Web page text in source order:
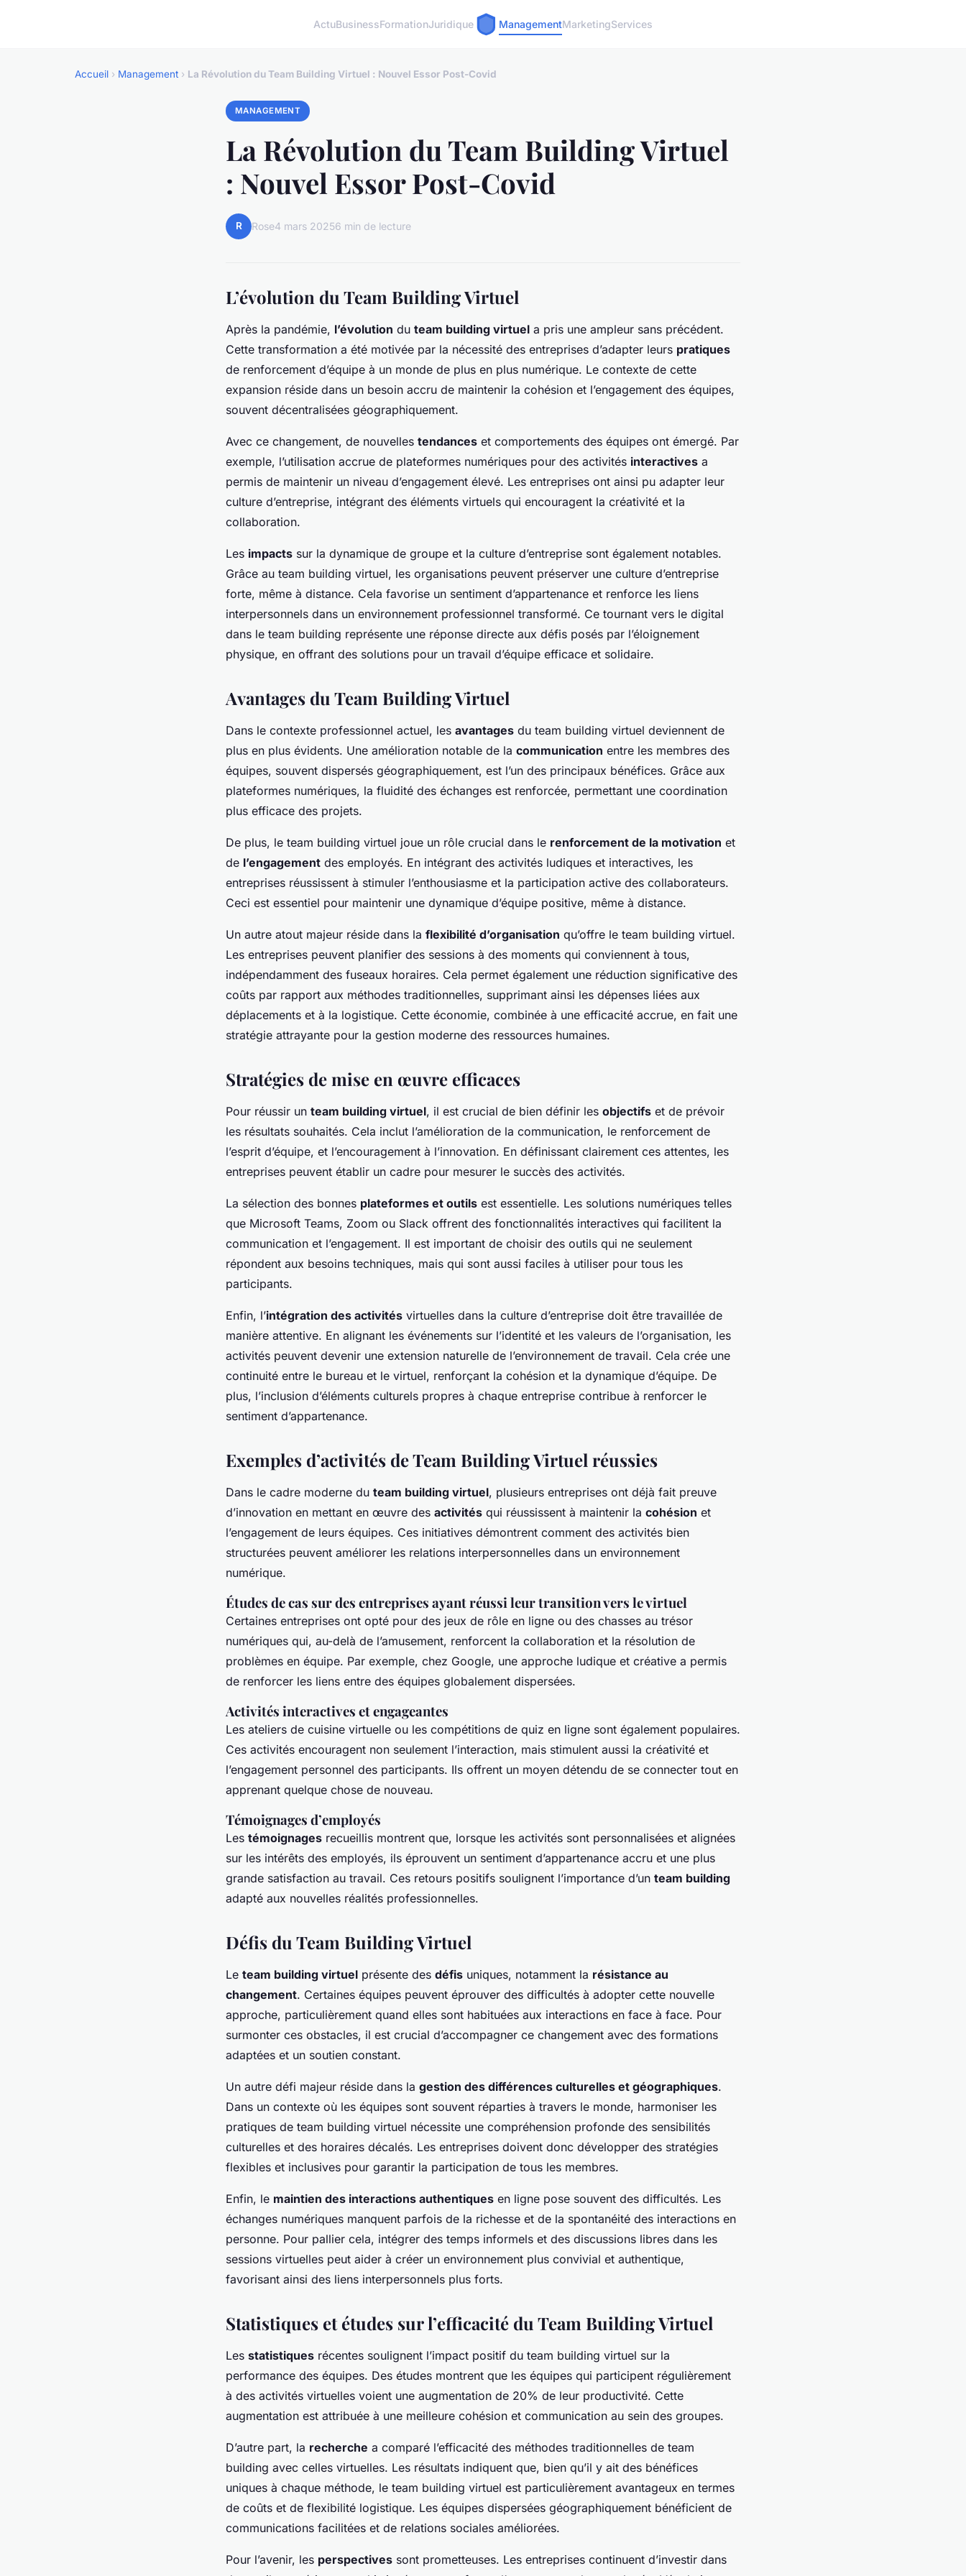
ActuBusinessFormationJuridique ManagementMarketingServices
Accueil › Management › La Révolution du Team Building Virtuel : Nouvel Essor Post-Covid
MANAGEMENT
La Révolution du Team Building Virtuel
: Nouvel Essor Post-Covid
R Rose4 mars 20256 min de lecture
L’évolution du Team Building Virtuel
Après la pandémie, l’évolution du team building virtuel a pris une ampleur sans précédent.
Cette transformation a été motivée par la nécessité des entreprises d’adapter leurs pratiques
de renforcement d’équipe à un monde de plus en plus numérique. Le contexte de cette
expansion réside dans un besoin accru de maintenir la cohésion et l’engagement des équipes,
souvent décentralisées géographiquement.
Avec ce changement, de nouvelles tendances et comportements des équipes ont émergé. Par
exemple, l’utilisation accrue de plateformes numériques pour des activités interactives a
permis de maintenir un niveau d’engagement élevé. Les entreprises ont ainsi pu adapter leur
culture d’entreprise, intégrant des éléments virtuels qui encouragent la créativité et la
collaboration.
Les impacts sur la dynamique de groupe et la culture d’entreprise sont également notables.
Grâce au team building virtuel, les organisations peuvent préserver une culture d’entreprise
forte, même à distance. Cela favorise un sentiment d’appartenance et renforce les liens
interpersonnels dans un environnement professionnel transformé. Ce tournant vers le digital
dans le team building représente une réponse directe aux défis posés par l’éloignement
physique, en offrant des solutions pour un travail d’équipe efficace et solidaire.
Avantages du Team Building Virtuel
Dans le contexte professionnel actuel, les avantages du team building virtuel deviennent de
plus en plus évidents. Une amélioration notable de la communication entre les membres des
équipes, souvent dispersés géographiquement, est l’un des principaux bénéfices. Grâce aux
plateformes numériques, la fluidité des échanges est renforcée, permettant une coordination
plus efficace des projets.
De plus, le team building virtuel joue un rôle crucial dans le renforcement de la motivation et
de l’engagement des employés. En intégrant des activités ludiques et interactives, les
entreprises réussissent à stimuler l’enthousiasme et la participation active des collaborateurs.
Ceci est essentiel pour maintenir une dynamique d’équipe positive, même à distance.
Un autre atout majeur réside dans la flexibilité d’organisation qu’offre le team building virtuel.
Les entreprises peuvent planifier des sessions à des moments qui conviennent à tous,
indépendamment des fuseaux horaires. Cela permet également une réduction significative des
coûts par rapport aux méthodes traditionnelles, supprimant ainsi les dépenses liées aux
déplacements et à la logistique. Cette économie, combinée à une efficacité accrue, en fait une
stratégie attrayante pour la gestion moderne des ressources humaines.
Stratégies de mise en œuvre efficaces
Pour réussir un team building virtuel, il est crucial de bien définir les objectifs et de prévoir
les résultats souhaités. Cela inclut l’amélioration de la communication, le renforcement de
l’esprit d’équipe, et l’encouragement à l’innovation. En définissant clairement ces attentes, les
entreprises peuvent établir un cadre pour mesurer le succès des activités.
La sélection des bonnes plateformes et outils est essentielle. Les solutions numériques telles
que Microsoft Teams, Zoom ou Slack offrent des fonctionnalités interactives qui facilitent la
communication et l’engagement. Il est important de choisir des outils qui ne seulement
répondent aux besoins techniques, mais qui sont aussi faciles à utiliser pour tous les
participants.
Enfin, l’intégration des activités virtuelles dans la culture d’entreprise doit être travaillée de
manière attentive. En alignant les événements sur l’identité et les valeurs de l’organisation, les
activités peuvent devenir une extension naturelle de l’environnement de travail. Cela crée une
continuité entre le bureau et le virtuel, renforçant la cohésion et la dynamique d’équipe. De
plus, l’inclusion d’éléments culturels propres à chaque entreprise contribue à renforcer le
sentiment d’appartenance.
Exemples d’activités de Team Building Virtuel réussies
Dans le cadre moderne du team building virtuel, plusieurs entreprises ont déjà fait preuve
d’innovation en mettant en œuvre des activités qui réussissent à maintenir la cohésion et
l’engagement de leurs équipes. Ces initiatives démontrent comment des activités bien
structurées peuvent améliorer les relations interpersonnelles dans un environnement
numérique.
Études de cas sur des entreprises ayant réussi leur transition vers le virtuel
Certaines entreprises ont opté pour des jeux de rôle en ligne ou des chasses au trésor
numériques qui, au-delà de l’amusement, renforcent la collaboration et la résolution de
problèmes en équipe. Par exemple, chez Google, une approche ludique et créative a permis
de renforcer les liens entre des équipes globalement dispersées.
Activités interactives et engageantes
Les ateliers de cuisine virtuelle ou les compétitions de quiz en ligne sont également populaires.
Ces activités encouragent non seulement l’interaction, mais stimulent aussi la créativité et
l’engagement personnel des participants. Ils offrent un moyen détendu de se connecter tout en
apprenant quelque chose de nouveau.
Témoignages d’employés
Les témoignages recueillis montrent que, lorsque les activités sont personnalisées et alignées
sur les intérêts des employés, ils éprouvent un sentiment d’appartenance accru et une plus
grande satisfaction au travail. Ces retours positifs soulignent l’importance d’un team building
adapté aux nouvelles réalités professionnelles.
Défis du Team Building Virtuel
Le team building virtuel présente des défis uniques, notamment la résistance au
changement. Certaines équipes peuvent éprouver des difficultés à adopter cette nouvelle
approche, particulièrement quand elles sont habituées aux interactions en face à face. Pour
surmonter ces obstacles, il est crucial d’accompagner ce changement avec des formations
adaptées et un soutien constant.
Un autre défi majeur réside dans la gestion des différences culturelles et géographiques.
Dans un contexte où les équipes sont souvent réparties à travers le monde, harmoniser les
pratiques de team building virtuel nécessite une compréhension profonde des sensibilités
culturelles et des horaires décalés. Les entreprises doivent donc développer des stratégies
flexibles et inclusives pour garantir la participation de tous les membres.
Enfin, le maintien des interactions authentiques en ligne pose souvent des difficultés. Les
échanges numériques manquent parfois de la richesse et de la spontanéité des interactions en
personne. Pour pallier cela, intégrer des temps informels et des discussions libres dans les
sessions virtuelles peut aider à créer un environnement plus convivial et authentique,
favorisant ainsi des liens interpersonnels plus forts.
Statistiques et études sur l’efficacité du Team Building Virtuel
Les statistiques récentes soulignent l’impact positif du team building virtuel sur la
performance des équipes. Des études montrent que les équipes qui participent régulièrement
à des activités virtuelles voient une augmentation de 20% de leur productivité. Cette
augmentation est attribuée à une meilleure cohésion et communication au sein des groupes.
D’autre part, la recherche a comparé l’efficacité des méthodes traditionnelles de team
building avec celles virtuelles. Les résultats indiquent que, bien qu’il y ait des bénéfices
uniques à chaque méthode, le team building virtuel est particulièrement avantageux en termes
de coûts et de flexibilité logistique. Les équipes dispersées géographiquement bénéficient de
communications facilitées et de relations sociales améliorées.
Pour l’avenir, les perspectives sont prometteuses. Les entreprises continuent d’investir dans